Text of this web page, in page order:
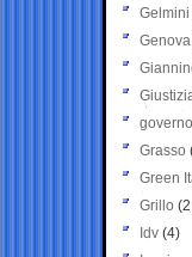
Gelmini
Genova
governo
Grasso
Green
Grillo
Idv (4)